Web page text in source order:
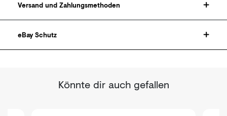
Versand und Zahlungsmethoden
eBay Schutz
Könnte dir auch gefallen